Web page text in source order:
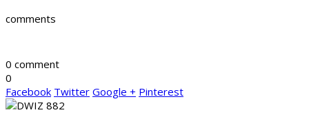
comments
0 comment
0
Facebook Twitter Google + Pinterest